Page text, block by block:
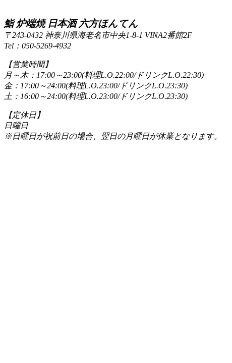
鮨 炉端焼 日本酒 六方ほんてん
〒243-0432 神奈川県海老名市中央1-8-1 VINA2番館2F
Tel：050-5269-4932
【営業時間】
月～木：17:00～23:00(料理L.O.22:00/ドリンクL.O.22:30)
金：17:00～24:00(料理L.O.23:00/ドリンクL.O.23:30)
土：16:00～24:00(料理L.O.23:00/ドリンクL.O.23:30)
【定休日】
日曜日
※日曜日が祝前日の場合、翌日の月曜日が休業となります。